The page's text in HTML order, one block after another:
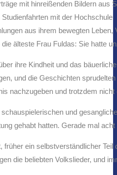
mit hinreißenden Bildern aus
mit der Hochschule
aus ihrem bewegten
älteste Frau Fuldas: Sie hatte
ihre Kindheit und das
und die Geschichten
nachzugeben und trotzdem
und
gehabt hatten. Gerade mal
früher ein selbstverständlicher
die beliebten Volkslieder, und